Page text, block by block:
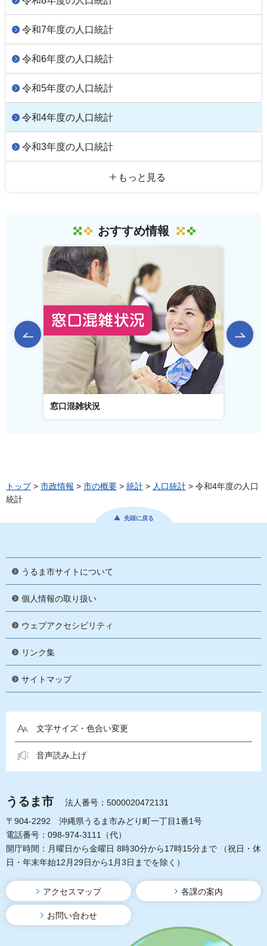
令和7年度の人口統計
令和6年度の人口統計
令和5年度の人口統計
令和4年度の人口統計
令和3年度の人口統計
もっと見る
おすすめ情報
前のスライドを表示
窓口混雑状況
トップ> 市政情報 > 市の概要 > 統計 > 人口統計 > 令和4年度の人口
統計
先頭に戻る
うるま市サイトについて
個人情報の取り扱い
ウェブアクセシビリティ
リンク集
サイトマップ
文字サイズ・色合い変更
音声読み上げ
うるま市
法人番号：5000020472131
〒904-2292 沖縄県うるま市みどり町一丁目1番1号
電話番号：098-974-3111（代）
開庁時間：月曜日から金曜日 8時30分から17時15分まで
（祝日・休
日・年末年始12月29日から1月3日までを除く）
アクセスマップ 各課の案内
お問い合わせ